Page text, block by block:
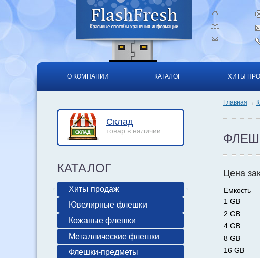
О КОМПАНИИ КАТАЛОГ ХИТЫ
Главная
Цена
Емкость
1 GB
2 GB
4 GB
8 GB
16 GB
Склад
товар в наличии
КАТАЛОГ
Хиты продаж
Ювелирные флешки
Кожаные флешки
Металлические флешки
Флешки-предметы